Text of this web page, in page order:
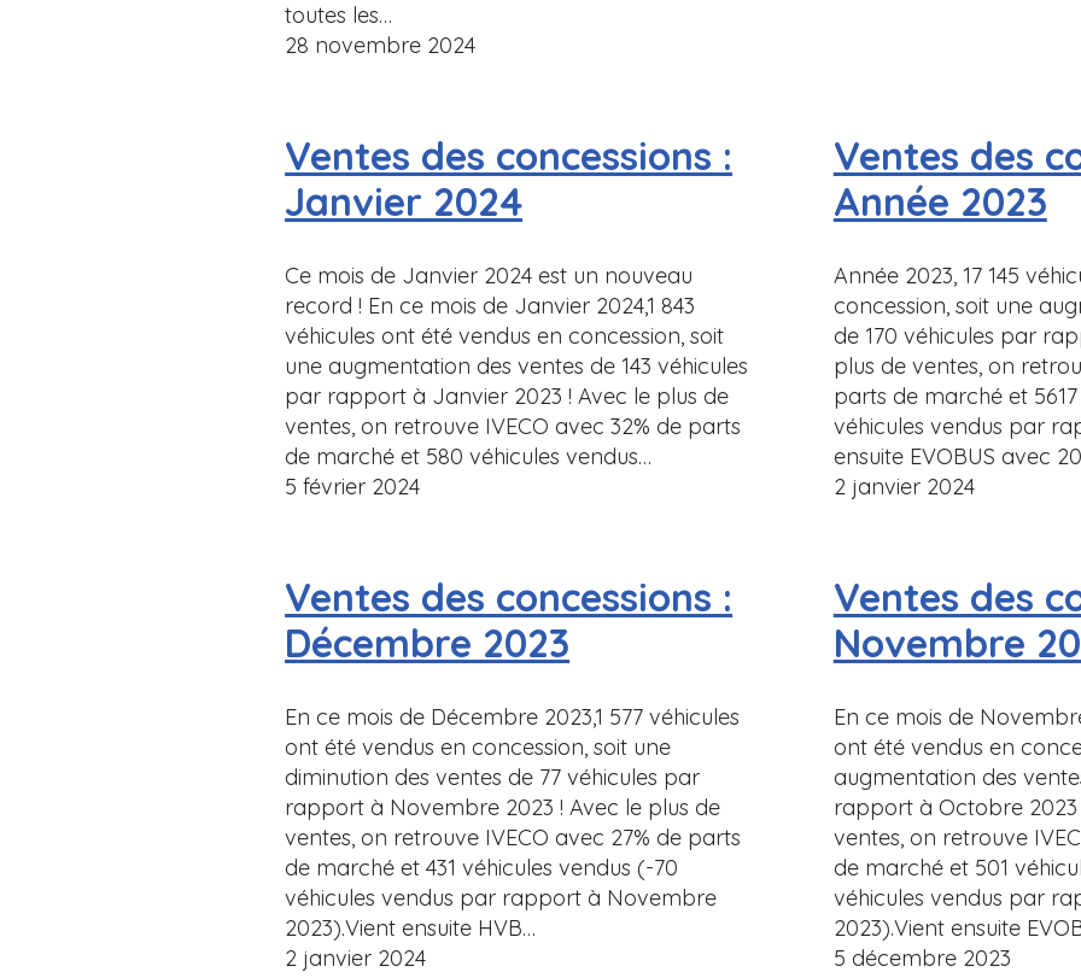
toutes les…
28 novembre 2024
Ventes des concessions :
Janvier 2024
Ce mois de Janvier 2024 est un nouveau
record ! En ce mois de Janvier 2024,1 843
véhicules ont été vendus en concession, soit
une augmentation des ventes de 143 véhicules
par rapport à Janvier 2023 ! Avec le plus de
ventes, on retrouve IVECO avec 32% de parts
de marché et 580 véhicules vendus…
5 février 2024
Ventes des
Année 2023
Année 2023, 17 145
concession, soit une
de 170 véhicules par
plus de ventes, on
parts de marché et
véhicules vendus par
ensuite EVOBUS avec
2 janvier 2024
Ventes des concessions :
Décembre 2023
En ce mois de Décembre 2023,1 577 véhicules
ont été vendus en concession, soit une
diminution des ventes de 77 véhicules par
rapport à Novembre 2023 ! Avec le plus de
ventes, on retrouve IVECO avec 27% de parts
de marché et 431 véhicules vendus (-70
véhicules vendus par rapport à Novembre
2023).Vient ensuite HVB…
2 janvier 2024
Ventes des
Novembre
En ce mois de
ont été vendus en
augmentation des
rapport à Octobre 2023
ventes, on retrouve
de marché et 501
véhicules vendus par
2023).Vient ensuite
5 décembre 2023